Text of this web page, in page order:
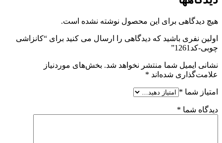
هیچ دیدگاهی برای این محصول نوشته نشده است.
اولین نفری باشید که دیدگاهی را ارسال می کنید برای “کانزاشی
چوبی-کد1261”
نشانی ایمیل شما منتشر نخواهد شد. بخش‌های موردنیاز
علامت‌گذاری شده‌اند *
امتیاز شما *
دیدگاه شما *